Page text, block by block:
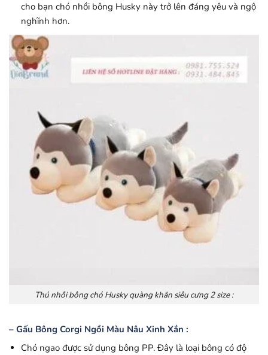
cho bạn chó nhồi bông Husky này trở lên đáng yêu và ngộ
nghĩnh hơn.
Thú nhồi bông chó Husky quàng khăn siêu cưng 2 size :
– Gấu Bông Corgi Ngồi Màu Nâu Xinh Xắn :
Chó ngao được sử dụng bông PP. Đây là loại bông có độ